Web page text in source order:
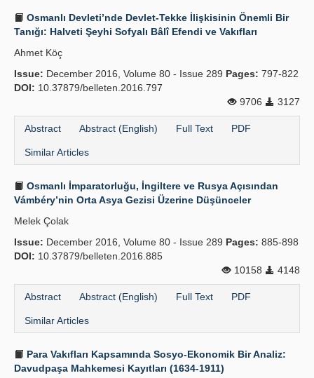
Osmanlı Devleti’nde Devlet-Tekke İlişkisinin Önemli Bir
Tanığı: Halveti Şeyhi Sofyalı Bâlî Efendi ve Vakıfları
Ahmet Köç
Issue: December 2016, Volume 80 - Issue 289 Pages: 797-822
DOI: 10.37879/belleten.2016.797
9706
3127
Abstract Abstract (English) Full Text PDF
Similar Articles
Osmanlı İmparatorluğu, İngiltere ve Rusya Açısından
Vámbéry’nin Orta Asya Gezisi Üzerine Düşünceler
Melek Çolak
Issue: December 2016, Volume 80 - Issue 289 Pages: 885-898
DOI: 10.37879/belleten.2016.885
10158
4148
Abstract Abstract (English) Full Text PDF
Similar Articles
Para Vakıfları Kapsamında Sosyo-Ekonomik Bir Analiz:
Davudpaşa Mahkemesi Kayıtları (1634-1911)